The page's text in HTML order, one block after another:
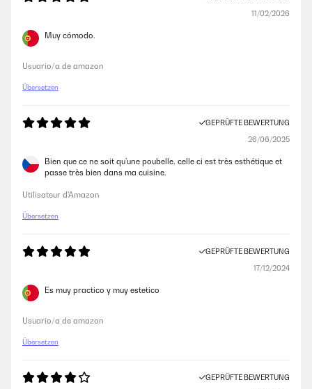
11/02/2026
Muy cómodo.
Usuario/a de amazon
Übersetzen
GEPRÜFTE BEWERTUNG
26/06/2025
Bien que ce ne soit qu’une poubelle, celle ci est très esthétique et
passe très bien dans ma cuisine.
Utilisateur d'Amazon
Übersetzen
GEPRÜFTE BEWERTUNG
17/12/2024
Es muy practico y muy estetico
Usuario/a de amazon
Übersetzen
GEPRÜFTE BEWERTUNG